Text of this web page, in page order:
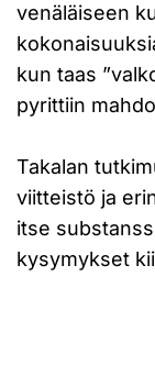
venäläiseen
kun taas
pyrittiin
Takalan
viitteistö ja
itse
kysymykset